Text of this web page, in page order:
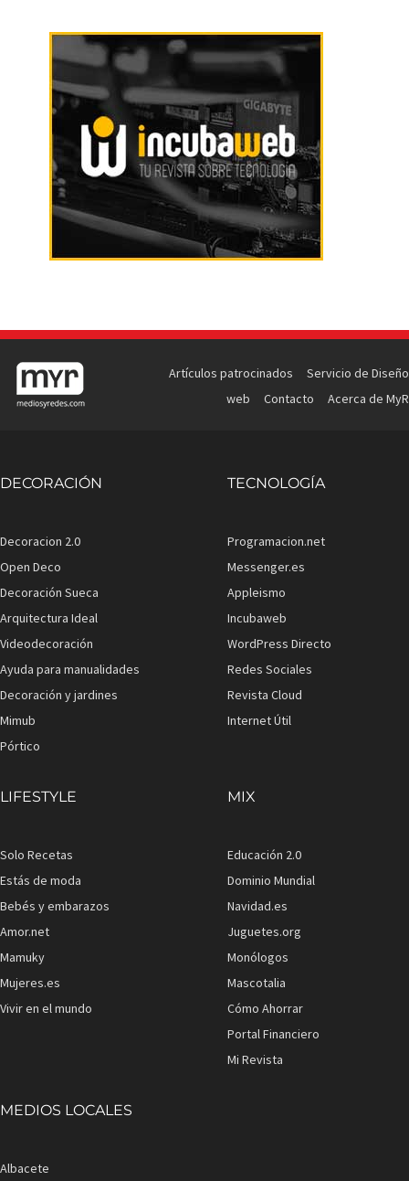
Artículos patrocinados
Servicio de Diseño
web
Contacto Acerca de MyR
DECORACIÓN
Decoracion 2.0
Open Deco
Decoración Sueca
Arquitectura Ideal
Videodecoración
Ayuda para manualidades
Decoración y jardines
Mimub
Pórtico
TECNOLOGÍA
Programacion.net
Messenger.es
Appleismo
Incubaweb
WordPress Directo
Redes Sociales
Revista Cloud
Internet Útil
LIFESTYLE
Solo Recetas
Estás de moda
Bebés y embarazos
Amor.net
Mamuky
Mujeres.es
Vivir en el mundo
MIX
Educación 2.0
Dominio Mundial
Navidad.es
Juguetes.org
Monólogos
Mascotalia
Cómo Ahorrar
Portal Financiero
Mi Revista
MEDIOS LOCALES
Albacete